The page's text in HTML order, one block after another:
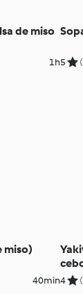
de miso
1h5
miso)
40min4